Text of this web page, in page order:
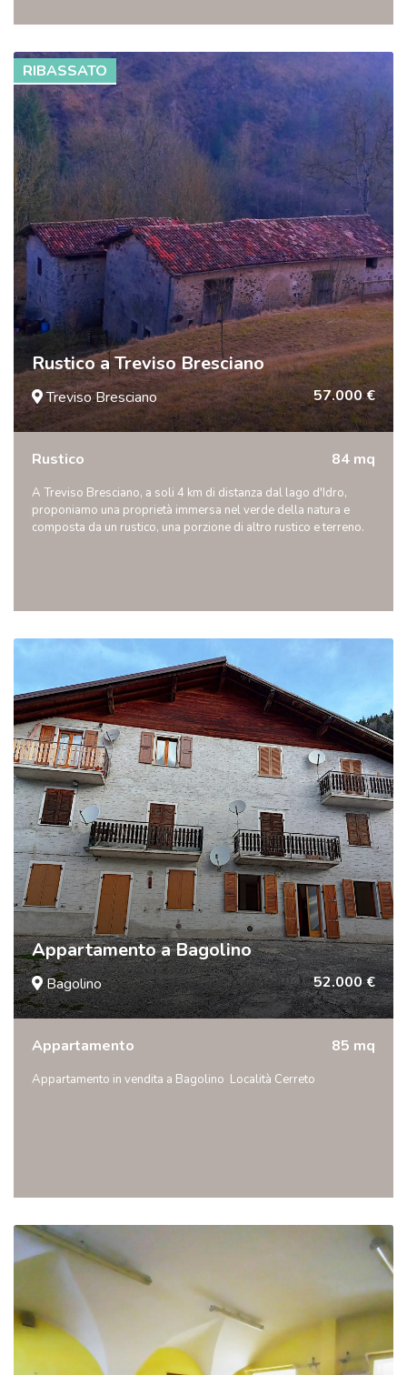
RIBASSATO
Rustico a Treviso Bresciano
Treviso Bresciano 57.000 €
Rustico 84 mq
A Treviso Bresciano, a soli 4 km di distanza dal lago d'Idro,
proponiamo una proprietà immersa nel verde della natura e
composta da un rustico, una porzione di altro rustico e terreno.
Appartamento a Bagolino
Bagolino 52.000 €
Appartamento 85 mq
Appartamento in vendita a Bagolino  Località Cerreto